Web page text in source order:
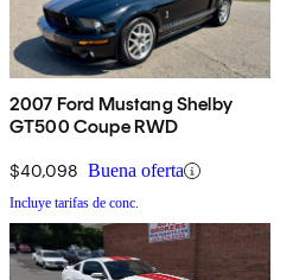
2007 Ford Mustang Shelby
GT500 Coupe RWD
$40,098 Buena oferta
Incluye tarifas de conc.